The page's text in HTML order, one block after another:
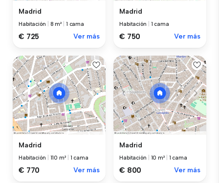
Madrid
Habitación 8 m² 1 cama
€ 725 Ver más
Madrid
Habitación 1 cama
€ 750 Ver más
Madrid
Habitación 110 m² 1 cama
€ 770 Ver más
Madrid
Habitación 10 m² 1 cama
€ 800 Ver más